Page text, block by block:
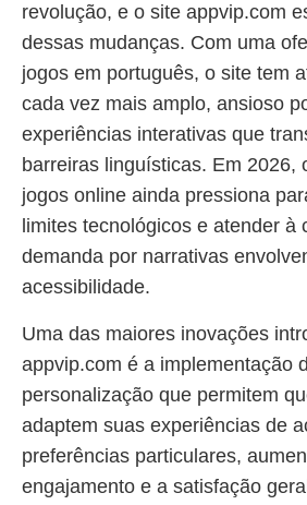
revolução, e o site appvip.com
dessas mudanças. Com uma
jogos em português, o site tem
cada vez mais amplo, ansioso
experiências interativas que
barreiras linguísticas. Em 2026,
jogos online ainda pressiona
limites tecnológicos e atender à
demanda por narrativas
acessibilidade.
Uma das maiores inovações
appvip.com é a implementação
personalização que permitem
adaptem suas experiências de
preferências particulares,
engajamento e a satisfação